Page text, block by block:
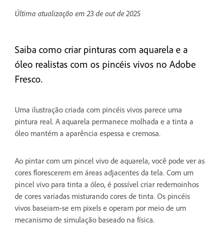
Última atualização em23 de out de 2025
Saiba como criar pinturas com aquarela e a
óleo realistas com os pincéis vivos no Adobe
Fresco.
Uma ilustração criada com pincéis vivos parece uma
pintura real. A aquarela permanece molhada e a tinta a
óleo mantém a aparência espessa e cremosa.
Ao pintar com um pincel vivo de aquarela, você pode ver as
cores florescerem em áreas adjacentes da tela. Com um
pincel vivo para tinta a óleo, é possível criar redemoinhos
de cores variadas misturando cores de tinta. Os pincéis
vivos baseiam-se em pixels e operam por meio de um
mecanismo de simulação baseado na física.